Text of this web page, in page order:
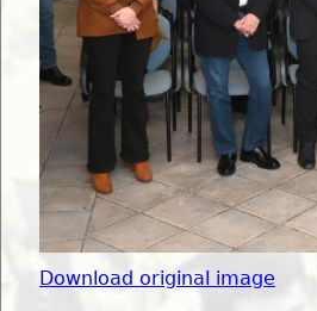
Download original image